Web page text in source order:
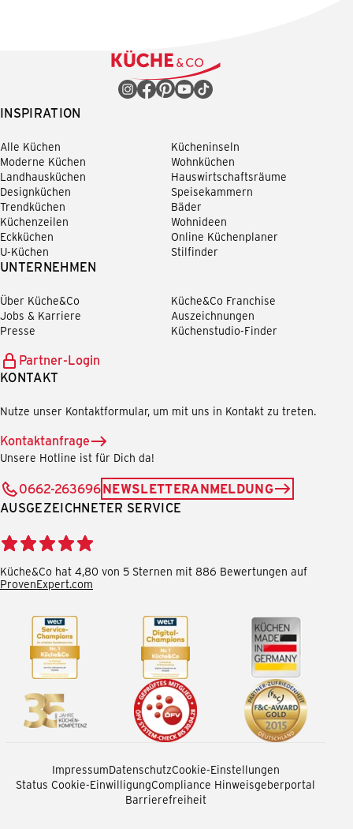
INSPIRATION
Alle Küchen
Moderne Küchen
Landhausküchen
Designküchen
Trendküchen
Küchenzeilen
Eckküchen
U-Küchen
Kücheninseln
Wohnküchen
Hauswirtschaftsräume
Speisekammern
Bäder
Wohnideen
Online Küchenplaner
Stilfinder
UNTERNEHMEN
Über Küche&Co
Jobs & Karriere
Presse
Küche&Co Franchise
Auszeichnungen
Küchenstudio-Finder
Partner-Login
KONTAKT
Nutze unser Kontaktformular, um mit uns in Kontakt zu treten.
Kontaktanfrage
Unsere Hotline ist für Dich da!
0662-263696NEWSLETTERANMELDUNG
AUSGEZEICHNETER SERVICE
Küche&Co hat 4,80 von 5 Sternen mit 886 Bewertungen auf
ProvenExpert.com
ImpressumDatenschutzCookie-Einstellungen
Status Cookie-EinwilligungCompliance Hinweisgeberportal
Barrierefreiheit